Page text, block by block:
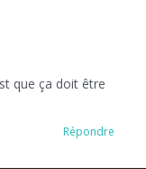
que ça doit être
Répondre